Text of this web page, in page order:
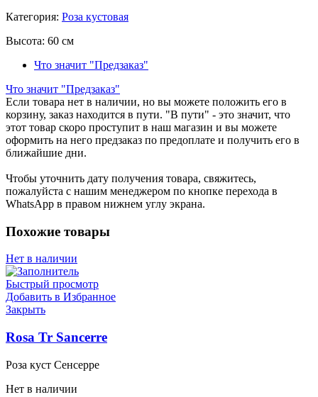
Категория: Роза кустовая
Высота: 60 см
Что значит "Предзаказ"
Что значит "Предзаказ"
Если товара нет в наличии, но вы можете положить его в
корзину, заказ находится в пути. "В пути" - это значит, что
этот товар скоро проступит в наш магазин и вы можете
оформить на него предзаказ по предоплате и получить его в
ближайшие дни.
Чтобы уточнить дату получения товара, свяжитесь,
пожалуйста с нашим менеджером по кнопке перехода в
WhatsApp в правом нижнем углу экрана.
Похожие товары
Нет в наличии
Быстрый просмотр
Добавить в Избранное
Закрыть
Rosa Tr Sancerre
Роза куст Сенсерре
Нет в наличии